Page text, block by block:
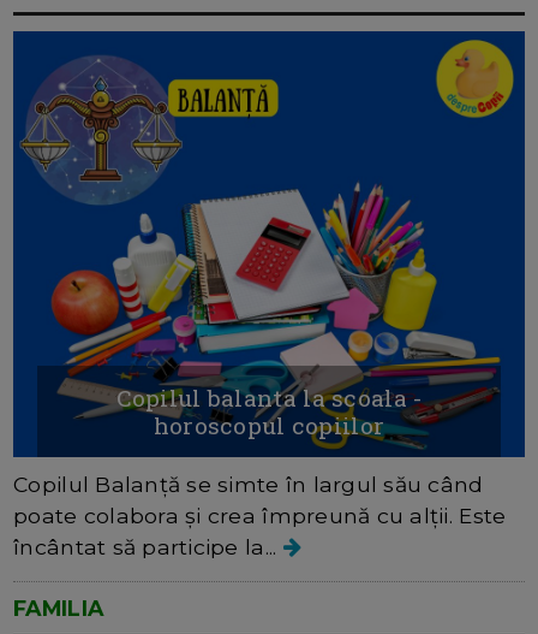
Copilul balanta la scoala -
horoscopul copiilor
Copilul Balanță se simte în largul său când
poate colabora și crea împreună cu alții. Este
încântat să participe la...
FAMILIA